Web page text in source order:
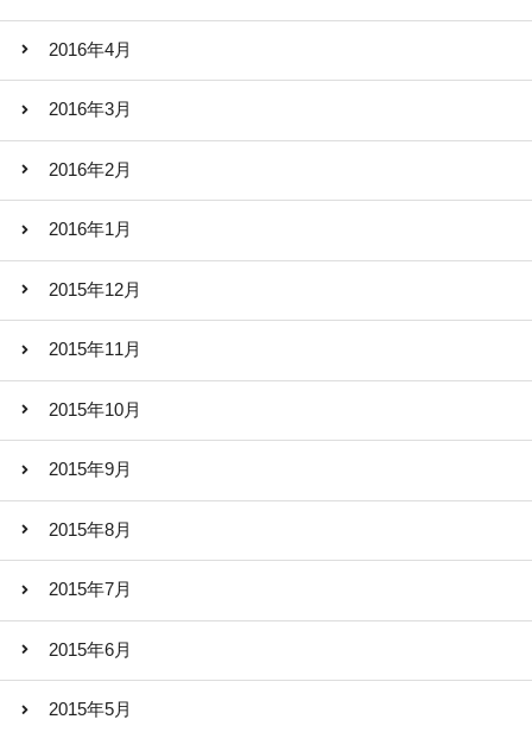
2016年4月
2016年3月
2016年2月
2016年1月
2015年12月
2015年11月
2015年10月
2015年9月
2015年8月
2015年7月
2015年6月
2015年5月